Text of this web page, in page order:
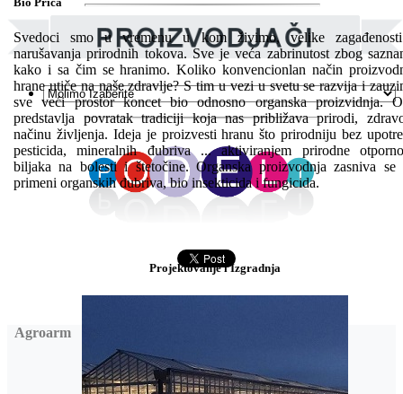
Svedoci smo u vremenu u kom živimo, velike
narušavanja prirodnih tokova. Sve je veća zabrinutost zbog
kako i sa čim se hranimo. Koliko konvencionlan način
hrane utiče na naše zdravlje? S tim u vezi u svetu se razvija i
sve veći prostor koncet bio odnosno organska proizvidnja.
predstavlja povratak tradiciji koja nas približava prirodi,
načinu življenja. Ideja je proizvesti hranu što prirodniju bez
pesticida, mineralnih đubriva ... aktiviranjem prirodne
biljaka na bolesti i štetočine. Organska proizvodnja zasniva se
primeni organskih đubriva, bio insekticida i fungicida.
Projektovanje i Izgradnja
Agroarm